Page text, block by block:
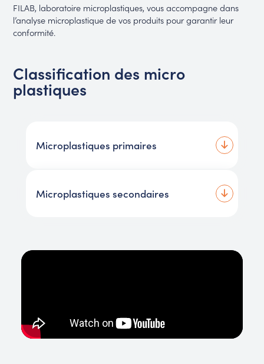
FILAB, laboratoire microplastiques, vous accompagne dans
l’analyse microplastique de vos produits pour garantir leur
conformité.
Classification des micro
plastiques
Microplastiques primaires
Microplastiques secondaires